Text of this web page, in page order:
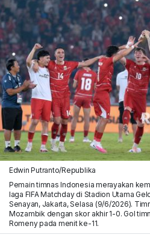
Edwin Putranto/Republika
Pemain timnas Indonesia merayakan
laga FIFA Matchday di Stadion Utama
Senayan, Jakarta, Selasa (9/6/2026).
Mozambik dengan skor akhir 1-0. Gol
Romeny pada menit ke-11.